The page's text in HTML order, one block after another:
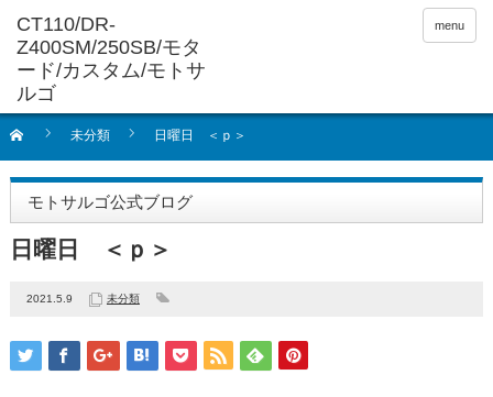
menu
未分類 日曜日 ＜ｐ＞
モトサルゴ公式ブログ
日曜日 ＜ｐ＞
2021.5.9 未分類